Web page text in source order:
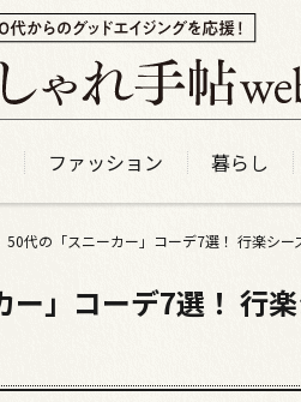
ファッション 暮らし
50代の「スニーカー」コーデ7選！ 行楽シ
」コーデ7選！ 行